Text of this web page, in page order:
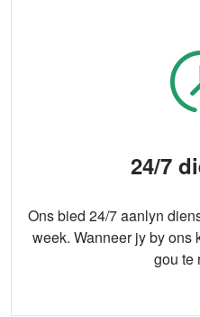
24/7
Ons bied 24/7 aanlyn
week. Wanneer jy by ons
gou te